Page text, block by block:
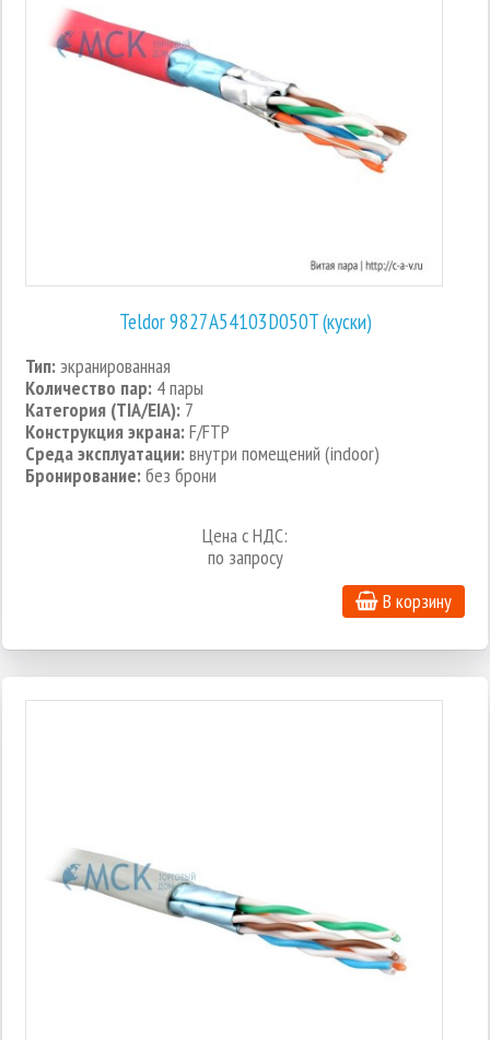
Teldor 9827A54103D050T (куски)
Тип:экранированная
Количество пар: 4 пары
Категория (TIA/EIA): 7
Конструкция экрана:F/FTP
Среда эксплуатации:внутри помещений (indoor)
Бронирование:без брони
Цена с НДС:
по запросу
В корзину